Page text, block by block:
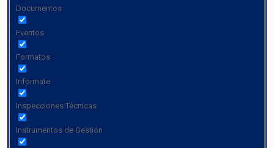
Documentos
Eventos
Formatos
Informate
Inspecciones Técnicas
Instrumentos de Gestión